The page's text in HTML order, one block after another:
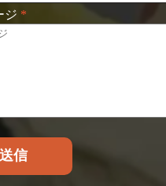
ジ *
送信